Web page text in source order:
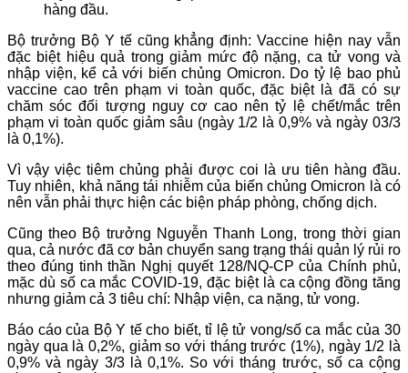
hàng đầu.
Bộ trưởng Bộ Y tế cũng khẳng định: Vaccine hiện nay vẫn
đặc biệt hiệu quả trong giảm mức độ nặng, ca tử vong và
nhập viện, kể cả với biến chủng Omicron. Do tỷ lệ bao phủ
vaccine cao trên phạm vi toàn quốc, đặc biệt là đã có sự
chăm sóc đối tượng nguy cơ cao nên tỷ lệ chết/mắc trên
phạm vi toàn quốc giảm sâu (ngày 1/2 là 0,9% và ngày 03/3
là 0,1%).
Vì vậy việc tiêm chủng phải được coi là ưu tiên hàng đầu.
Tuy nhiên, khả năng tái nhiễm của biến chủng Omicron là có
nên vẫn phải thực hiện các biện pháp phòng, chống dịch.
Cũng theo Bộ trưởng Nguyễn Thanh Long, trong thời gian
qua, cả nước đã cơ bản chuyển sang trạng thái quản lý rủi ro
theo đúng tinh thần Nghị quyết 128/NQ-CP của Chính phủ,
mặc dù số ca mắc COVID-19, đặc biệt là ca cộng đồng tăng
nhưng giảm cả 3 tiêu chí: Nhập viện, ca nặng, tử vong.
Báo cáo của Bộ Y tế cho biết, tỉ lệ tử vong/số ca mắc của 30
ngày qua là 0,2%, giảm so với tháng trước (1%), ngày 1/2 là
0,9% và ngày 3/3 là 0,1%. So với tháng trước, số ca cộng